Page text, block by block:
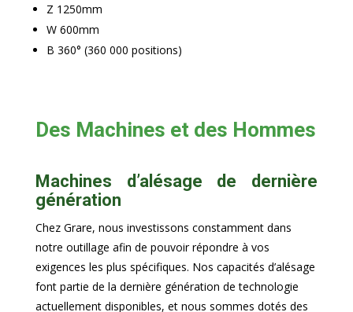
Z 1250mm
W 600mm
B 360° (360 000 positions)
Des Machines et des Hommes
Machines d’alésage de dernière
génération
Chez Grare, nous investissons constamment dans
notre outillage afin de pouvoir répondre à vos
exigences les plus spécifiques. Nos capacités d’alésage
font partie de la dernière génération de technologie
actuellement disponibles, et nous sommes dotés des